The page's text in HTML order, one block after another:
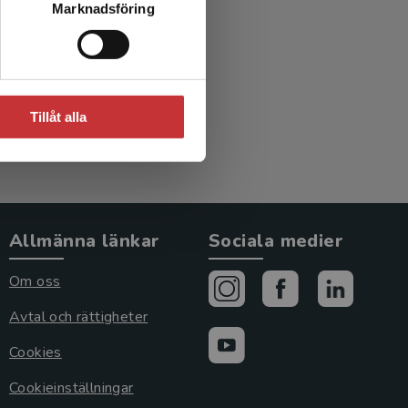
Marknadsföring
Tillåt alla
Allmänna länkar
Om oss
Avtal och rättigheter
Cookies
Cookieinställningar
Sociala medier